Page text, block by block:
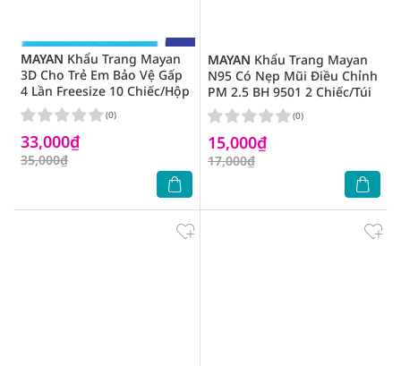
MAYAN Khẩu Trang Mayan
3D Cho Trẻ Em Bảo Vệ Gấp
4 Lần Freesize 10 Chiếc/Hộp
33,000₫
35,000₫
(0)
MAYAN Khẩu Trang Mayan
N95 Có Nẹp Mũi Điều Chỉnh
PM 2.5 BH 9501 2 Chiếc/Túi
15,000₫
17,000₫
(0)